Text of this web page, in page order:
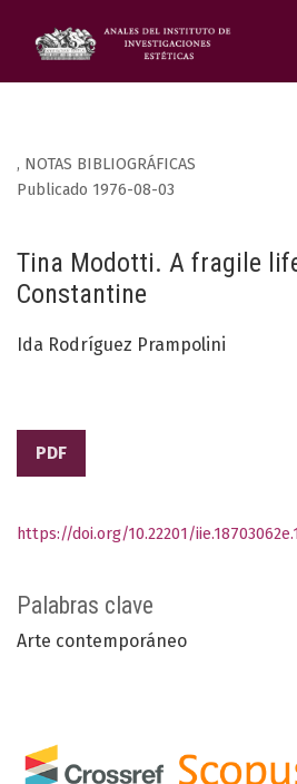
, NOTAS BIBLIOGRÁFICAS
Tina Modotti. A fragile
Constantine
Publicado 1976-08-03
Ida Rodríguez Prampolini
PDF
Palabras clave
Arte contemporáneo
https://doi.org/10.22201/